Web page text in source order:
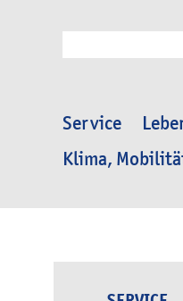
Service
Klima,